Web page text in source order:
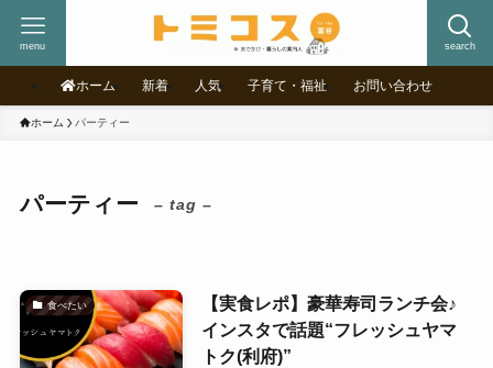
search
menu
ホーム 新着 人気 子育て・福祉 お問い合わせ
ホーム パーティー
パーティー – tag –
食べたい
【実食レポ】豪華寿司ランチ会♪
インスタで話題“フレッシュヤマ
トク(利府)”